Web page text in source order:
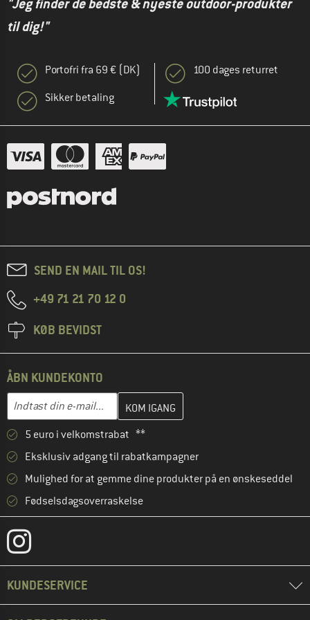
"Jeg finder de bedste & nyeste outdoor-produkter
til dig!"
Portofri fra 69 € (DK)
Sikker betaling
100 dages returret
SEND EN MAIL TIL OS!
+49 71 21 70 12 0
KØB BEVIDST
ÅBN KUNDEKONTO
E-mail-adresse
Indtast din e-mailadresse her, og opret i næste trin din
5 euro i velkomstrabat **
Eksklusiv adgang til rabatkampagner
Mulighed for at gemme dine produkter på en ønskeseddel
Fødselsdagsoverraskelse
KUNDESERVICE